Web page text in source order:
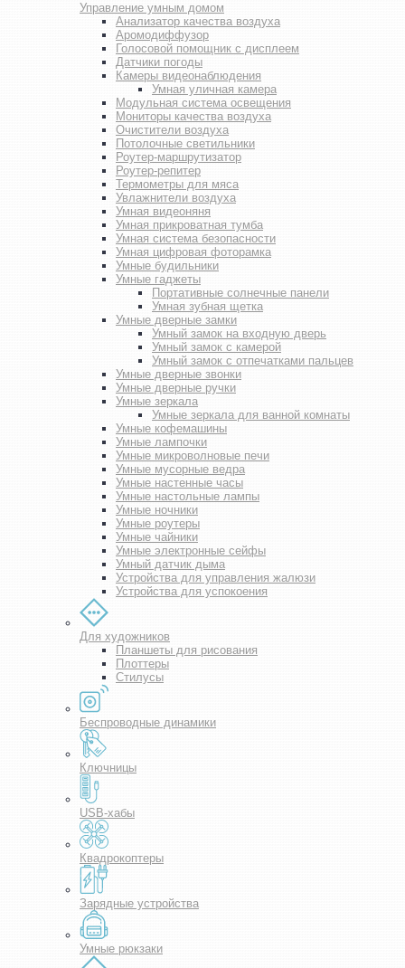
Управление умным домом
Анализатор качества воздуха
Аромодиффузор
Голосовой помощник с дисплеем
Датчики погоды
Камеры видеонаблюдения
Умная уличная камера
Модульная система освещения
Мониторы качества воздуха
Очистители воздуха
Потолочные светильники
Роутер-маршрутизатор
Роутер-репитер
Термометры для мяса
Увлажнители воздуха
Умная видеоняня
Умная прикроватная тумба
Умная система безопасности
Умная цифровая фоторамка
Умные будильники
Умные гаджеты
Портативные солнечные панели
Умная зубная щетка
Умные дверные замки
Умный замок на входную дверь
Умный замок с камерой
Умный замок с отпечатками пальцев
Умные дверные звонки
Умные дверные ручки
Умные зеркала
Умные зеркала для ванной комнаты
Умные кофемашины
Умные лампочки
Умные микроволновые печи
Умные мусорные ведра
Умные настенные часы
Умные настольные лампы
Умные ночники
Умные роутеры
Умные чайники
Умные электронные сейфы
Умный датчик дыма
Устройства для управления жалюзи
Устройства для успокоения
Для художников
Планшеты для рисования
Плоттеры
Стилусы
Беспроводные динамики
Ключницы
USB-хабы
Квадрокоптеры
Зарядные устройства
Умные рюкзаки